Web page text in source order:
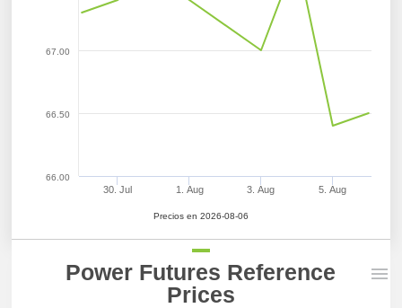
Precios en 2026-08-06
30. Jul 1. Aug 3. Aug 5. Aug
66.00
66.50
67.00
Power Futures Reference
Prices